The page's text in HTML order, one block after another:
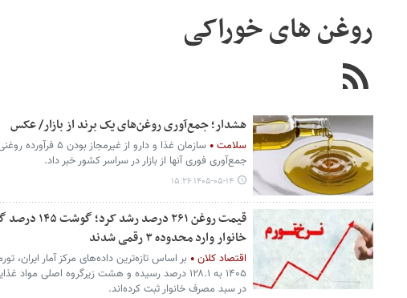
روغن های خوراکی
هشدار؛ جمع‌آوری روغن‌های یک برند از بازار/ عکس
سلامت
سازمان غذا و دارو از
جمع‌آوری فوری آنها از بازار در سراسر کشور خبر داد.
۱۴۰۵-۰۵-۱۴ ۱۵:۲۶
خانوار وارد محدوده ۳ رقمی شدند
اقتصاد کلان
بر اساس تازه‌ترین داده‌های مرکز آمار ایران،
۱۴۰۵ به ۱۲۸.۱ درصد رسیده و هشت زیرگروه اصلی
در سبد مصرف خانوار ثبت کرده‌اند.